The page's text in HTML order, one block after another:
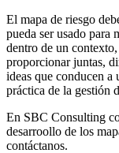
El mapa de riesgo
pueda ser usado para
dentro de un
proporcionar juntas,
ideas que conducen a
práctica de la gestión
En SBC Consulting
desarroollo de los
contáctanos.